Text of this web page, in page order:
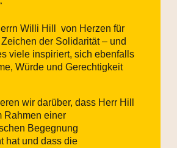
Willi Hill von Herzen für
der Solidarität – und
viele inspiriert, sich ebenfalls
Würde und Gerechtigkeit
wir darüber, dass Herr Hill
Rahmen einer
Begegnung
hat und dass die